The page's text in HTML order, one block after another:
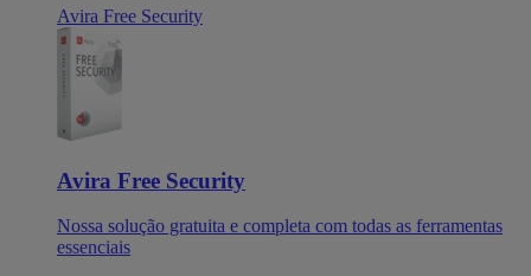
Avira Free Security
Avira Free Security
Nossa solução gratuita e completa com todas as ferramentas
essenciais